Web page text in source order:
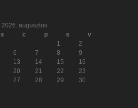
2026. augusztus
s c p s
v
1
2
6 7 8
9
13 14 15
16
20 21 22
23
27 28 29
30